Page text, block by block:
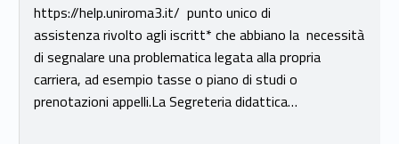
https://help.uniroma3.it/ punto unico di
assistenza rivolto agli iscritt* che abbiano la necessità
di segnalare una problematica legata alla propria
carriera, ad esempio tasse o piano di studi o
prenotazioni appelli.La Segreteria didattica…